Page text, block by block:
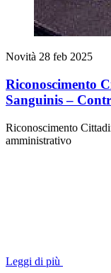
Novità 28 feb 2025
Riconoscimento
Sanguinis –
Riconoscimento
amministrativo
Leggi di più